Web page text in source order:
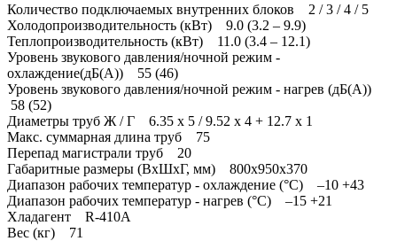
Количество подключаемых внутренних блоков 2 / 3 / 4 / 5
Холодопроизводительность (кВт) 9.0 (3.2 – 9.9)
Теплопроизводительность (кВт) 11.0 (3.4 – 12.1)
Уровень звукового давления/ночной режим -
охлаждение(дБ(А)) 55 (46)
Уровень звукового давления/ночной режим - нагрев (дБ(А))
58 (52)
Диаметры труб Ж / Г 6.35 х 5 / 9.52 х 4 + 12.7 х 1
Макс. суммарная длина труб 75
Перепад магистрали труб 20
Габаритные размеры (ВхШхГ, мм) 800х950х370
Диапазон рабочих температур - охлаждение (°С) –10 +43
Диапазон рабочих температур - нагрев (°С) –15 +21
Хладагент R-410A
Вес (кг) 71